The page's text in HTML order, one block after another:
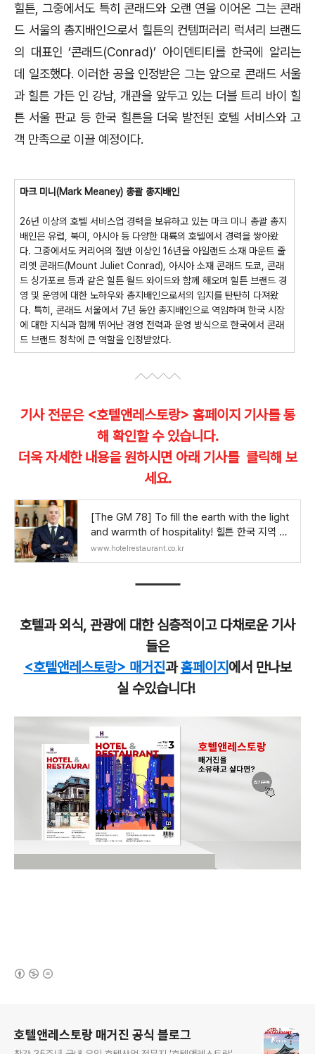
힐튼, 그중에서도 특히 콘래드와 오랜 연을 이어온 그는 콘래
드 서울의 총지배인으로서 힐튼의 컨템퍼러리 럭셔리 브랜드
의 대표인 ‘콘래드(Conrad)’ 아이덴티티를 한국에 알리는
데 일조했다. 이러한 공을 인정받은 그는 앞으로 콘래드 서울
과 힐튼 가든 인 강남, 개관을 앞두고 있는 더블 트리 바이 힐
튼 서울 판교 등 한국 힐튼을 더욱 발전된 호텔 서비스와 고
객 만족으로 이끌 예정이다.
마크 미니(Mark Meaney) 총괄 총지배인
26년 이상의 호텔 서비스업 경력을 보유하고 있는 마크 미니 총괄 총지
배인은 유럽, 북미, 아시아 등 다양한 대륙의 호텔에서 경력을 쌓아왔
다. 그중에서도 커리어의 절반 이상인 16년을 아일랜드 소재 마운트 줄
리엣 콘래드(Mount Juliet Conrad), 아시아 소재 콘래드 도쿄, 콘래
드 싱가포르 등과 같은 힐튼 월드 와이드와 함께 해오며 힐튼 브랜드 경
영 및 운영에 대한 노하우와 총지배인으로서의 입지를 탄탄히 다져왔
다. 특히, 콘래드 서울에서 7년 동안 총지배인으로 역임하며 한국 시장
에 대한 지식과 함께 뛰어난 경영 전력과 운영 방식으로 한국에서 콘래
드 브랜드 정착에 큰 역할을 인정받았다.
기사 전문은 <호텔앤레스토랑> 홈페이지 기사를 통
해 확인할 수 있습니다.
더욱 자세한 내용을 원하시면 아래 기사를 클릭해 보
세요.
[The GM 78] To fill the earth with the light
and warmth of hospitality! 힐튼 한국 지역 마
크 미니(Mark Meaney) 총괄
www.hotelrestaurant.co.kr
호텔과 외식, 관광에 대한 심층적이고 다채로운 기사
들은
<호텔앤레스토랑> 매거진과홈페이지 에서 만나보
실 수있습니다!
호텔앤레스토랑 매거진 공식 블로그